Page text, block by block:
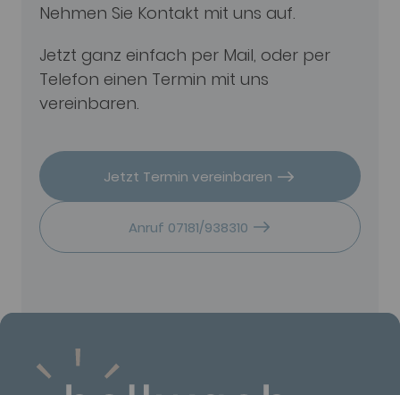
Nehmen Sie Kontakt mit uns auf.
Jetzt ganz einfach per Mail, oder per
Telefon einen Termin mit uns
vereinbaren.
Jetzt Termin vereinbaren
Anruf 07181/938310